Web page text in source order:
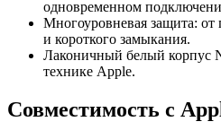
одновременном
Многоуровневая защита: от
и короткого замыкания.
Лаконичный белый корпус
технике Apple.
Совместимость с